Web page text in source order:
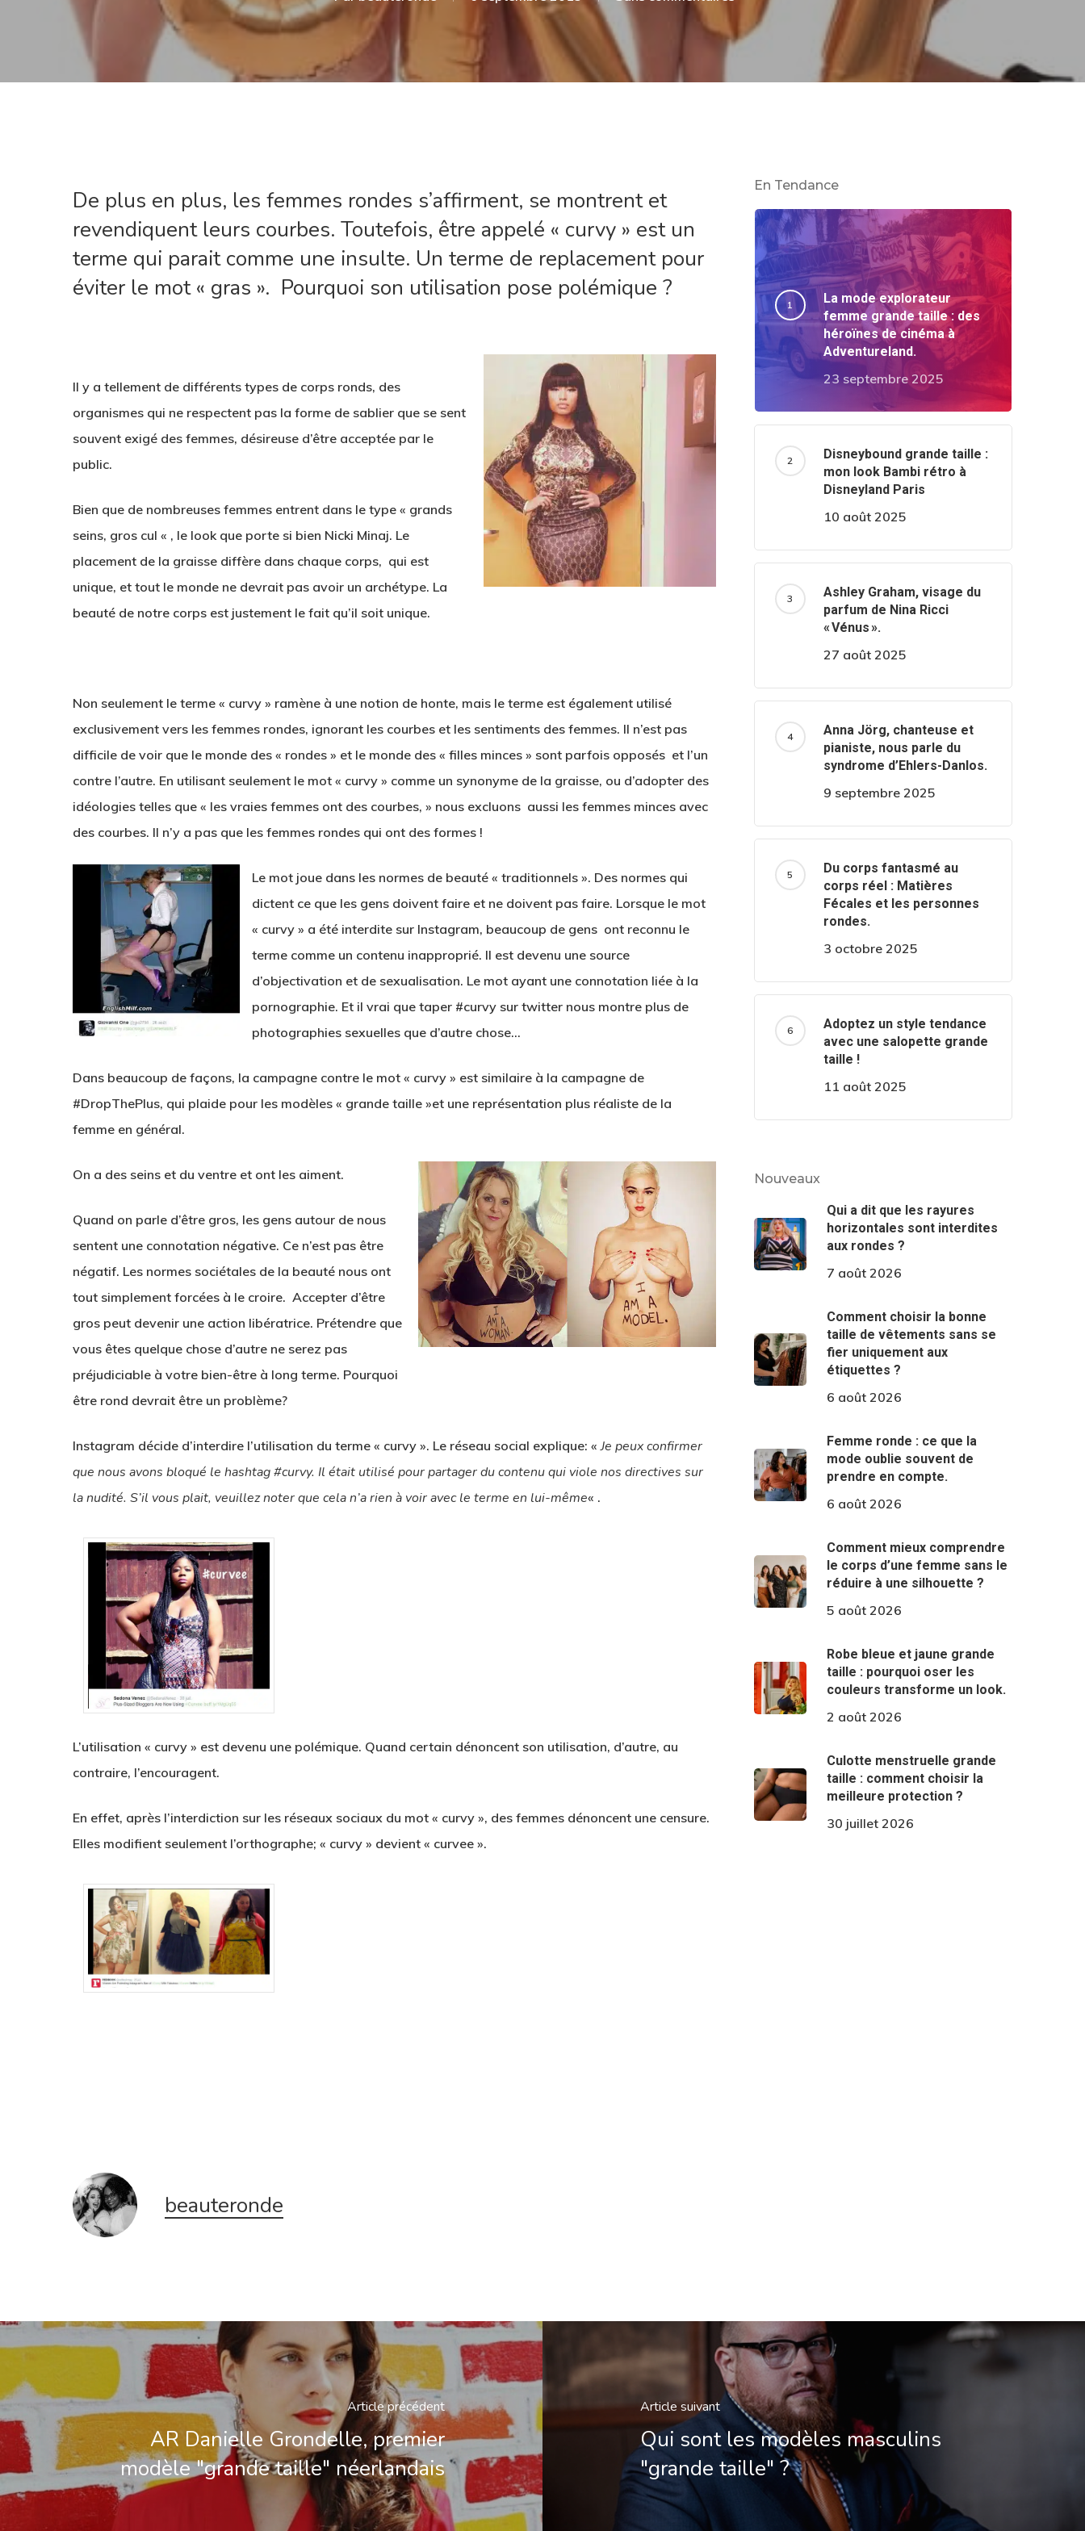
De plus en plus, les femmes rondes s’affirment, se montrent et
revendiquent leurs courbes. Toutefois, être appelé « curvy » est un
terme qui parait comme une insulte. Un terme de replacement pour
éviter le mot « gras ». Pourquoi son utilisation pose polémique ?
Il y a tellement de différents types de corps ronds, des
organismes qui ne respectent pas la forme de sablier que se sent
souvent exigé des femmes, désireuse d’être acceptée par le
public.
Bien que de nombreuses femmes entrent dans le type « grands
seins, gros cul « , le look que porte si bien Nicki Minaj. Le
placement de la graisse diffère dans chaque corps, qui est
unique, et tout le monde ne devrait pas avoir un archétype. La
beauté de notre corps est justement le fait qu’il soit unique.
Non seulement le terme « curvy » ramène à une notion de honte, mais le terme est également utilisé
exclusivement vers les femmes rondes, ignorant les courbes et les sentiments des femmes. Il n’est pas
difficile de voir que le monde des « rondes » et le monde des « filles minces » sont parfois opposés et l’un
contre l’autre. En utilisant seulement le mot « curvy » comme un synonyme de la graisse, ou d’adopter des
idéologies telles que « les vraies femmes ont des courbes, » nous excluons aussi les femmes minces avec
des courbes. Il n’y a pas que les femmes rondes qui ont des formes !
Le mot joue dans les normes de beauté « traditionnels ». Des normes qui
dictent ce que les gens doivent faire et ne doivent pas faire. Lorsque le mot
« curvy » a été interdite sur Instagram, beaucoup de gens ont reconnu le
terme comme un contenu inapproprié. Il est devenu une source
d’objectivation et de sexualisation. Le mot ayant une connotation liée à la
pornographie. Et il vrai que taper #curvy sur twitter nous montre plus de
photographies sexuelles que d’autre chose…
Dans beaucoup de façons, la campagne contre le mot « curvy » est similaire à la campagne de
#DropThePlus, qui plaide pour les modèles « grande taille »et une représentation plus réaliste de la
femme en général.
On a des seins et du ventre et ont les aiment.
Quand on parle d’être gros, les gens autour de nous
sentent une connotation négative. Ce n’est pas être
négatif. Les normes sociétales de la beauté nous ont
tout simplement forcées à le croire. Accepter d’être
gros peut devenir une action libératrice. Prétendre que
vous êtes quelque chose d’autre ne serez pas
préjudiciable à votre bien-être à long terme. Pourquoi
être rond devrait être un problème?
Instagram décide d’interdire l’utilisation du terme « curvy ». Le réseau social explique: «Je peux confirmer
que nous avons bloqué le hashtag #curvy. Il était utilisé pour partager du contenu qui viole nos directives sur
la nudité. S’il vous plait, veuillez noter que cela n’a rien à voir avec le terme en lui-même« .
L’utilisation « curvy » est devenu une polémique. Quand certain dénoncent son utilisation, d’autre, au
contraire, l’encouragent.
En effet, après l’interdiction sur les réseaux sociaux du mot « curvy », des femmes dénoncent une censure.
Elles modifient seulement l’orthographe; « curvy » devient « curvee ».
beauteronde
En Tendance
La mode explorateur
femme grande taille : des
héroïnes de cinéma à
Adventureland.
23 septembre 2025
Disneybound grande taille :
mon look Bambi rétro à
Disneyland Paris
10 août 2025
Ashley Graham, visage du
parfum de Nina Ricci
« Vénus ».
27 août 2025
Anna Jörg, chanteuse et
pianiste, nous parle du
syndrome d’Ehlers-Danlos.
9 septembre 2025
Du corps fantasmé au
corps réel : Matières
Fécales et les personnes
rondes.
3 octobre 2025
Adoptez un style tendance
avec une salopette grande
taille !
11 août 2025
Nouveaux
Qui a dit que les rayures
horizontales sont interdites
aux rondes ?
7 août 2026
Comment choisir la bonne
taille de vêtements sans se
fier uniquement aux
étiquettes ?
6 août 2026
Femme ronde : ce que la
mode oublie souvent de
prendre en compte.
6 août 2026
Comment mieux comprendre
le corps d’une femme sans le
réduire à une silhouette ?
5 août 2026
Robe bleue et jaune grande
taille : pourquoi oser les
couleurs transforme un look.
2 août 2026
Culotte menstruelle grande
taille : comment choisir la
meilleure protection ?
30 juillet 2026
Article précédent
AR Danielle Grondelle, premier
modèle "grande taille" néerlandais
Article suivant
Qui sont les modèles masculins
"grande taille" ?